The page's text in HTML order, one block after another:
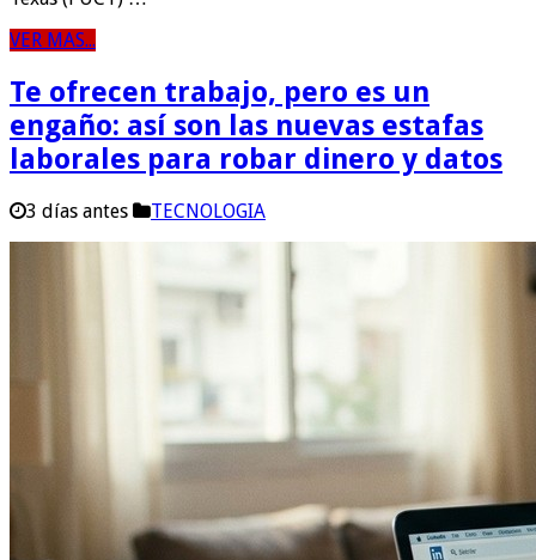
VER MAS...
Te ofrecen trabajo, pero es un
engaño: así son las nuevas estafas
laborales para robar dinero y datos
3 días antes TECNOLOGIA